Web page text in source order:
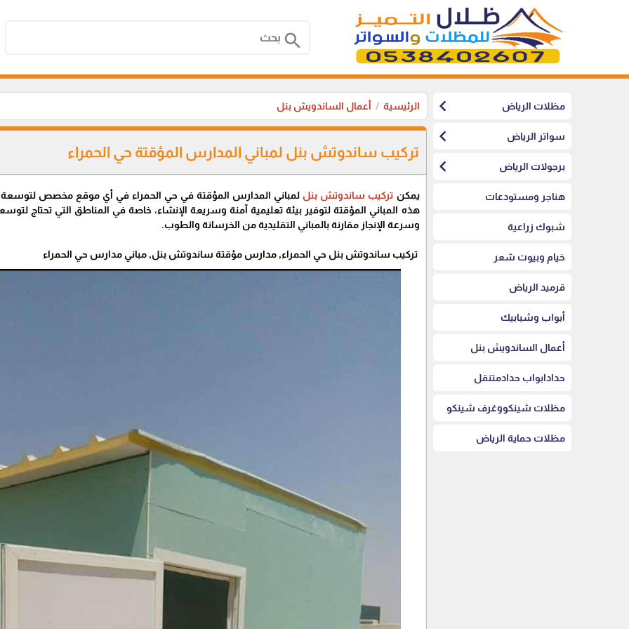
search
مظلات الرياض chevron_left
سواتر الرياض chevron_left
برجولات الرياض chevron_left
هناجر ومستودعات
شبوك زراعية
خيام وبيوت شعر
قرميد الرياض
أبواب وشبابيك
أعمال الساندويش بنل
حدادابواب حدادمتنقل
مظلات شينكووغرف شينكو
مظلات حماية الرياض
الرئيسية أعمال الساندويش بنل
تركيب ساندوتش بنل لمباني المدارس المؤقتة حي الحمراء
يمكن تركيب ساندوتش بنل لمباني المدارس المؤقتة في حي الحمراء في أي موقع مخصص
هذه المباني المؤقتة لتوفير بيئة تعليمية آمنة وسريعة الإنشاء، خاصة في المناطق التي تحتاج
وسرعة الإنجاز مقارنة بالمباني التقليدية من الخرسانة والطوب.
تركيب ساندوتش بنل حي الحمراء, مدارس مؤقتة ساندوتش بنل, مباني مدارس حي الحمراء